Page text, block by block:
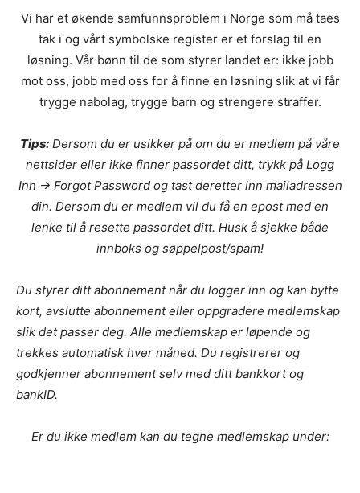
Vi har et økende samfunnsproblem i Norge som må taes
tak i og vårt symbolske register er et forslag til en
løsning. Vår bønn til de som styrer landet er: ikke jobb
mot oss, jobb med oss for å finne en løsning slik at vi får
trygge nabolag, trygge barn og strengere straffer.
Tips: Dersom du er usikker på om du er medlem på våre
nettsider eller ikke finner passordet ditt, trykk på Logg
Inn -> Forgot Password og tast deretter inn mailadressen
din. Dersom du er medlem vil du få en epost med en
lenke til å resette passordet ditt. Husk å sjekke både
innboks og søppelpost/spam!
Du styrer ditt abonnement når du logger inn og kan bytte
kort, avslutte abonnement eller oppgradere medlemskap
slik det passer deg. Alle medlemskap er løpende og
trekkes automatisk hver måned. Du registrerer og
godkjenner abonnement selv med ditt bankkort og
bankID.
Er du ikke medlem kan du tegne medlemskap under: